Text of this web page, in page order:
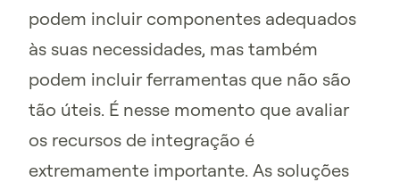
podem incluir componentes adequados
às suas necessidades, mas também
podem incluir ferramentas que não são
tão úteis. É nesse momento que avaliar
os recursos de integração é
extremamente importante. As soluções